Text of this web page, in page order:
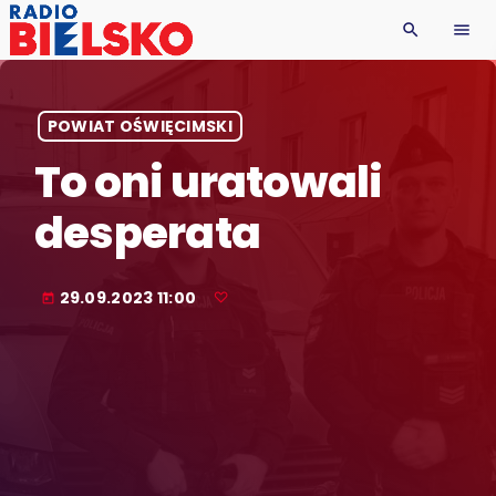
search menu
POWIAT OŚWIĘCIMSKI
To oni uratowali
desperata
today 29.09.2023 11:00